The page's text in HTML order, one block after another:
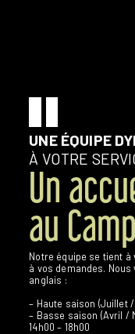
UNE ÉQUIPE
À VOTRE
Un
au
Notre équipe se tient
à vos demandes.
anglais :
– Haute saison (Juillet /
– Basse saison (Avril /
14h00 – 18h00